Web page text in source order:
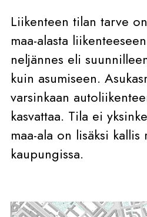
Liikenteen tilan tarve
maa-alasta
neljännes eli
kuin asumiseen.
varsinkaan
kasvattaa. Tila ei
maa-ala on lisäksi kallis
kaupungissa.